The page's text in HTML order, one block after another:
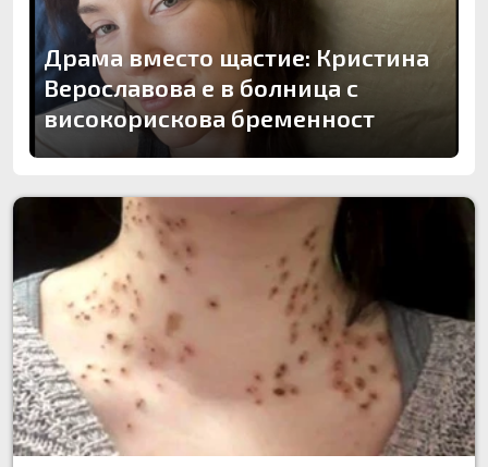
Драма вместо щастие: Кристина
Верославова е в болница с
високорискова бременност